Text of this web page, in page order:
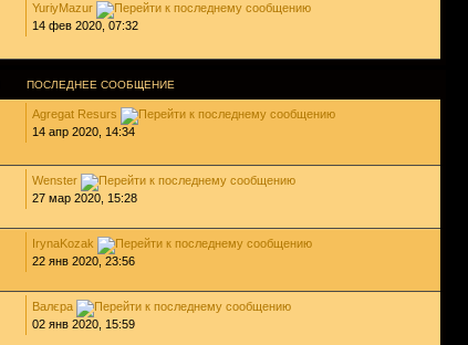
YuriyMazur
14 фев 2020, 07:32
ПОСЛЕДНЕЕ СООБЩЕНИЕ
Agregat Resurs
14 апр 2020, 14:34
Wenster
27 мар 2020, 15:28
IrynaKozak
22 янв 2020, 23:56
Валєра
02 янв 2020, 15:59